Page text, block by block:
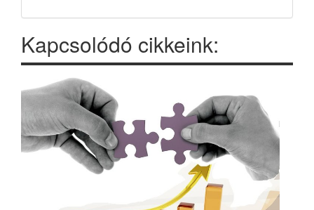
Kapcsolódó cikkeink: